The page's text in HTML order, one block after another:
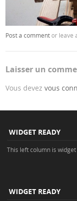
Post a commentor leave
Laisser un
Vous devezvous
WIDGET READY
This left column is
WIDGET READY